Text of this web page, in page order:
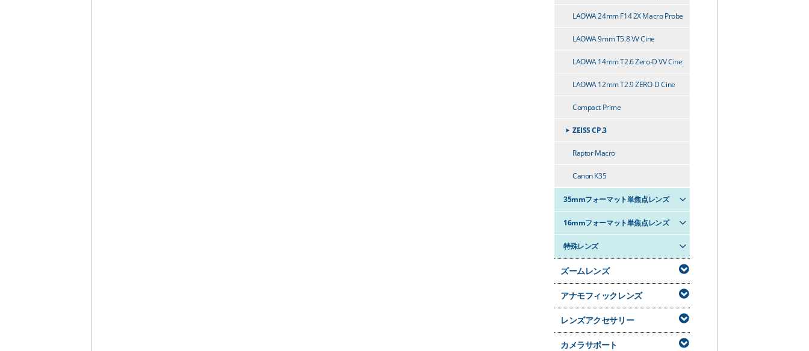
LAOWA 24mm F14 2X Macro Probe
LAOWA 9mm T5.8 VV Cine
LAOWA 14mm T2.6 Zero-D VV Cine
LAOWA 12mm T2.9 ZERO-D Cine
Compact Prime
ZEISS CP.3
Raptor Macro
Canon K35
35mmフォーマット単焦点レンズ
16mmフォーマット単焦点レンズ
特殊レンズ
ズームレンズ
アナモフィックレンズ
レンズアクセサリー
カメラサポート